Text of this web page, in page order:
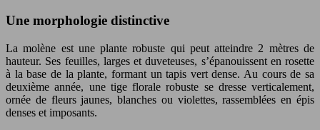
Une morphologie distinctive
La molène est une plante robuste qui peut atteindre 2 mètres de
hauteur. Ses feuilles, larges et duveteuses, s’épanouissent en rosette
à la base de la plante, formant un tapis vert dense. Au cours de sa
deuxième année, une tige florale robuste se dresse verticalement,
ornée de fleurs jaunes, blanches ou violettes, rassemblées en épis
denses et imposants.